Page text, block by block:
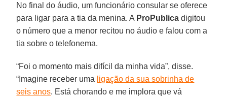
No final do áudio, um funcionário consular se oferece
para ligar para a tia da menina. A ProPublica digitou
o número que a menor recitou no áudio e falou com a
tia sobre o telefonema.
“Foi o momento mais difícil da minha vida”, disse.
“Imagine receber uma ligação da sua sobrinha de
seis anos. Está chorando e me implora que vá